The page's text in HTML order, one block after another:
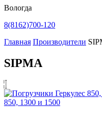
Вологда
8(8162)700-120
Главная Производители
SIPMA
850, 1300 и 1500